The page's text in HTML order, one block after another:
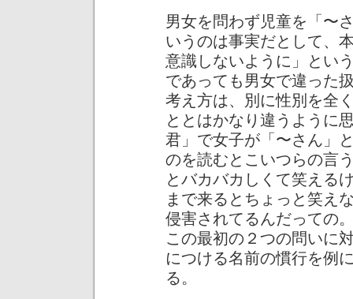
男女を問わず児童を「〜
いうのは事実だとして、
意識しないように」とい
であっても男女で違った
考え方は、別に性別を全
ととはかなり違うように
君」で女子が「〜さん」
のを読むとこいつらの言
とバカバカしくて笑える
まで来るとちょっと笑え
侵害されてるんだっての
この最初の２つの問いに
につける名前の慣行を例
る。